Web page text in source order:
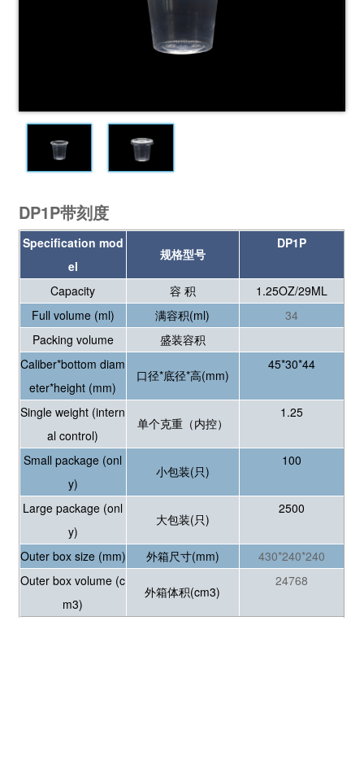
DP1P带刻度
Specification mod
el
规格型号
DP1P
Capacity 容 积
1.25OZ/29ML
Full volume (ml)
满容积(ml)
34
Packing volume
盛装容积
Caliber*bottom diam
eter*height (mm)
口径*底径*高(mm)
45*30*44
Single weight (intern
al control)
单个克重（内控）
1.25
Small package (onl
y)
小包装(只)
100
Large package (onl
y)
大包装(只)
2500
Outer box size (mm) 外箱尺寸(mm)
430*240*240
Outer box volume (c
m3)
外箱体积(cm3)
24768